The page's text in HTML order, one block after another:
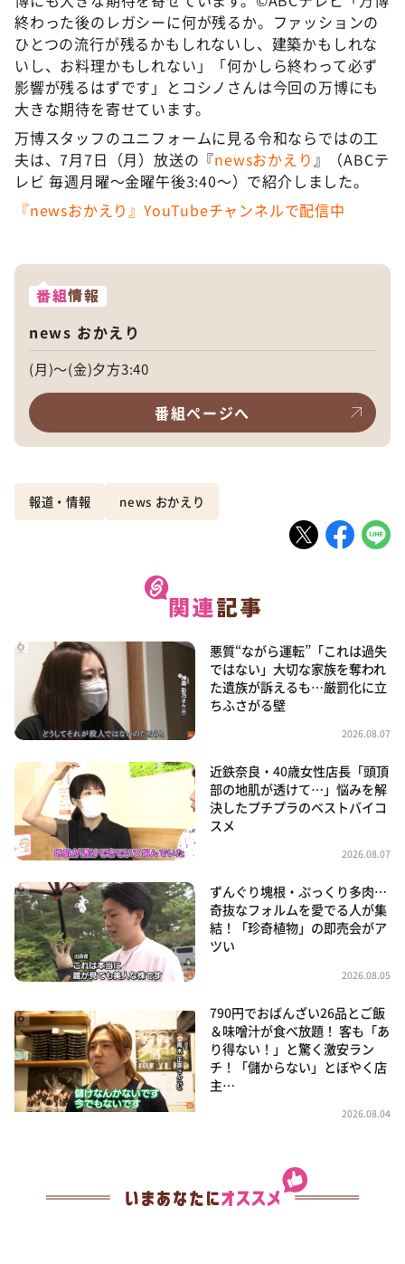
終わった後のレガシーに何が残るか。ファッションの
ひとつの流行が残るかもしれないし、建築かもしれな
いし、お料理かもしれない」「何かしら終わって必ず
影響が残るはずです」とコシノさんは今回の万博にも
大きな期待を寄せています。
万博スタッフのユニフォームに見る令和ならではの工
夫は、7月7日（月）放送の『newsおかえり 』（ABCテ
レビ 毎週月曜〜金曜午後3:40〜）で紹介しました。
『newsおかえり』YouTubeチャンネルで配信中
番組情報
news おかえり
(月)～(金)夕方3:40
番組ページへ
報道・情報 news おかえり
悪質“ながら運転”「これは過失
ではない」大切な家族を奪われ
た遺族が訴えるも…厳罰化に立
ちふさがる壁
2026.08.07
近鉄奈良・40歳女性店長「頭頂
部の地肌が透けて…」悩みを解
決したプチプラのベストバイコ
スメ
2026.08.07
ずんぐり塊根・ぷっくり多肉…
奇抜なフォルムを愛でる人が集
結！「珍奇植物」の即売会がア
ツい
2026.08.05
790円でおばんざい26品とご飯
＆味噌汁が食べ放題！ 客も「あ
り得ない！」と驚く激安ラン
チ！「儲からない」とぼやく店
主…
2026.08.04